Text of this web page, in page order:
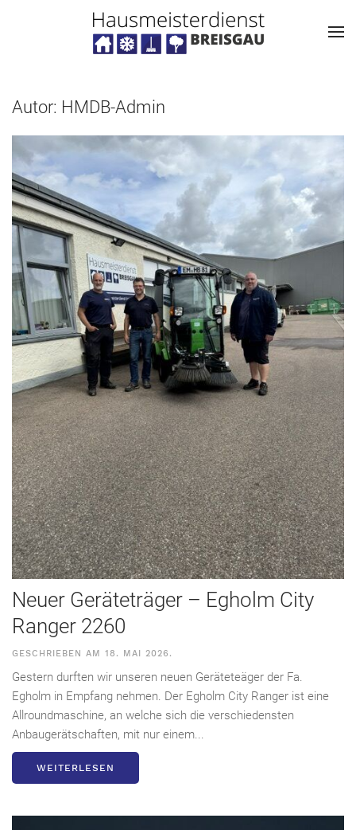
Autor: HMDB-Admin
Neuer Geräteträger – Egholm City
Ranger 2260
GESCHRIEBEN AM 18. MAI 2026 .
Gestern durften wir unseren neuen Geräteteäger der Fa.
Egholm in Empfang nehmen. Der Egholm City Ranger ist eine
Allroundmaschine, an welche sich die verschiedensten
Anbaugerätschaften, mit nur einem...
WEITERLESEN